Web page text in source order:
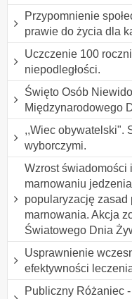
Przypomnienie
prawie do życia dla
Uczczenie 100
niepodległości.
Święto Osób
Międzynarodowego
,,Wiec obywatelski".
wyborczymi.
Wzrost świadomości
marnowaniu
popularyzację zasad
marnowania. Akcja
Światowego Dnia
Usprawnienie
efektywności
Publiczny Różaniec